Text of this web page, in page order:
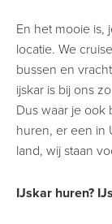
En het mooie
locatie. We
bussen en
ijskar is bij ons
Dus waar je ook
huren, er een in
land, wij staan
IJskar huren?